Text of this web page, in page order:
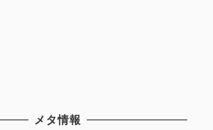
メタ情報